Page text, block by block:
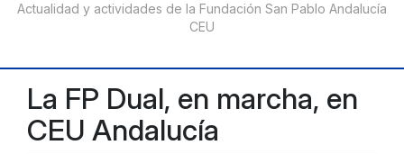
La FP Dual, en marcha, en
CEU Andalucía